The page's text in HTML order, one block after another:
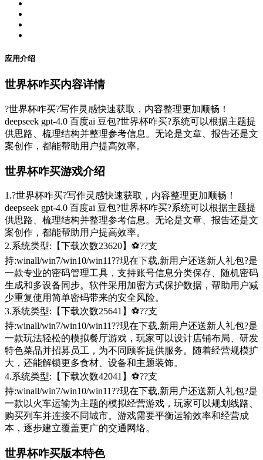
应用介绍
世界杯咋买内容详情
?世界杯咋买?写作灵感快速获取，内容整理更加顺畅！
deepseek gpt-4.0 百度ai 豆包?世界杯咋买?系统可以根据主题提
供思路、梳理结构并整理参考信息。无论是文章、报告还是文
案创作，都能帮助用户提高效率。
世界杯咋买游戏介绍
1.?世界杯咋买?写作灵感快速获取，内容整理更加顺畅！
deepseek gpt-4.0 百度ai 豆包?世界杯咋买?系统可以根据主题提
供思路、梳理结构并整理参考信息。无论是文章、报告还是文
案创作，都能帮助用户提高效率。
2.系统类型:【下载次数23620】⚽??支
持:winall/win7/win10/win11??现在下载,新用户还送新人礼包?是
一款专业的密码管理工具，支持账号信息分类保存、随机密码
生成和多设备同步。软件采用加密方式保护数据，帮助用户减
少重复使用简单密码带来的安全风险。
3.系统类型:【下载次数25641】⚽??支
持:winall/win7/win10/win11??现在下载,新用户还送新人礼包?是
一款玩法轻松的模拟餐厅游戏，玩家可以设计店铺布局、研发
特色菜品并招募员工，为不同顾客提供服务。随着经营规模扩
大，还能解锁更多食材、设备和主题装饰。
4.系统类型:【下载次数42041】⚽??支
持:winall/win7/win10/win11??现在下载,新用户还送新人礼包?是
一款以火车运输为主题的模拟经营游戏，玩家可以规划线路、
购买列车并连接不同城市。游戏需要平衡运输效率和经营成
本，逐步建立覆盖更广的交通网络。
世界杯咋买版本特色